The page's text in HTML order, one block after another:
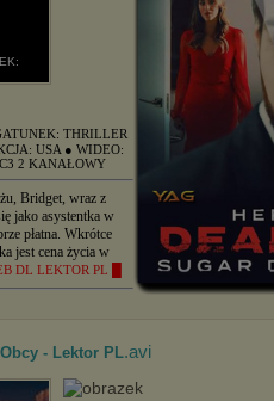
THRILLER
USA ● WIDEO:
2 KANAŁOWY
Bridget, wraz z
jako asystentka w
płatna. Wkrótce
jest cena życia w
DL LEKTOR PL █
- Lektor PL.avi